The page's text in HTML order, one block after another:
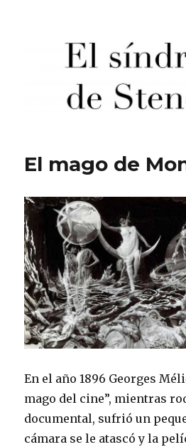
El síndrome de
El mago de
En el año 1896 Georges
mago del cine”, mientras
documental, sufrió un
cámara se le atascó y la